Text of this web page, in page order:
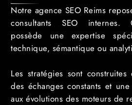
Notre agence SEO Reims
consultants SEO internes.
possède une expertise
technique, sémantique ou
Les stratégies sont construites
des échanges constants et
aux évolutions des moteurs de